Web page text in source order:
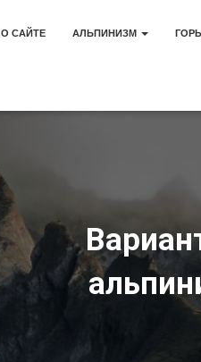
О САЙТЕ АЛЬПИНИЗМ